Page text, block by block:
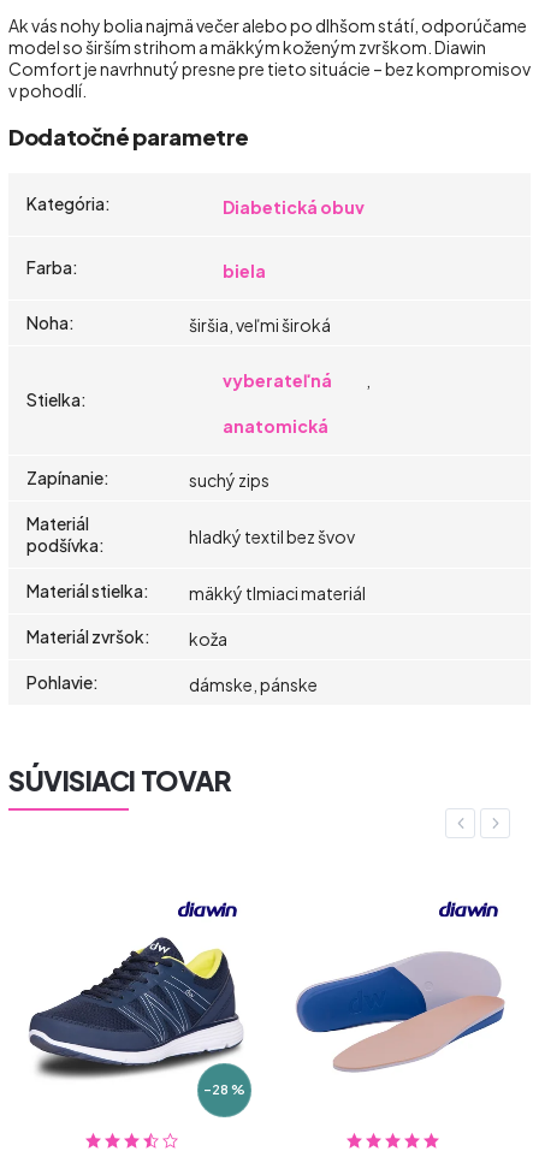
Ak vás nohy bolia najmä večer alebo po dlhšom státí, odporúčame
model so širším strihom a mäkkým koženým zvrškom. Diawin
Comfort je navrhnutý presne pre tieto situácie – bez kompromisov
v pohodlí.
Dodatočné parametre
Kategória: Diabetická obuv
Farba: biela
Noha: širšia, veľmi široká
Stielka:
vyberateľná
anatomická
Zapínanie:
suchý zips
Materiál
podšívka: hladký textil bez švov
Materiál stielka:
mäkký tlmiaci materiál
Materiál zvršok:
koža
Pohlavie: dámske, pánske
SÚVISIACI TOVAR
Previous
–28 %
Next